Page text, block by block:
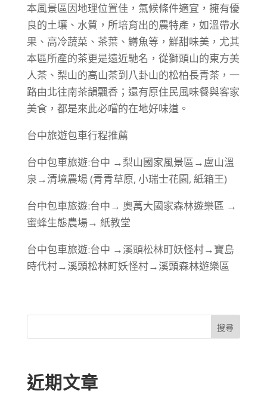
本風景區因地理位置佳，氣候條件適宜，擁有優
良的土壤、水質，所培育出的農特產，如溫帶水
果、高冷蔬菜、茶葉、鱒魚等，鮮甜味美，尤其
本區所產的茶更是遠近馳名，從獅頭山的東方美
人茶、梨山的高山茶到八卦山的松柏長青茶，一
路由北往南茶韻飄香；還有原住民風味餐與客家
美食，都是來此必嚐的在地好味道。
台中旅遊包車行程推薦
台中包車旅遊:台中 →梨山國家風景區→盧山溫
泉→清境農場 (青青草原, 小瑞士花園, 紙箱王)
台中包車旅遊:台中→ 奧萬大國家森林遊樂區 →
蜜蜂生態農場→ 紙教堂
台中包車旅遊:台中 →溪頭松林町妖怪村→寶島
時代村→溪頭松林町妖怪村→溪頭森林遊樂區
搜尋
近期文章